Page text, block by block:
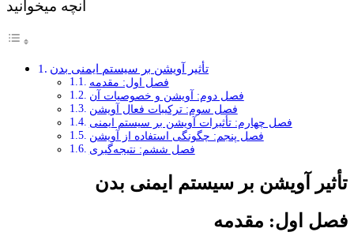
آنچه میخوانید
تأثیر آویشن بر سیستم ایمنی بدن
فصل اول: مقدمه
فصل دوم: آویشن و خصوصیات آن
فصل سوم: ترکیبات فعال آویشن
فصل چهارم: تأثیرات آویشن بر سیستم ایمنی
فصل پنجم: چگونگی استفاده از آویشن
فصل ششم: نتیجه‌گیری
آویشن بر سیستم ایمنی بدن
مقدمه